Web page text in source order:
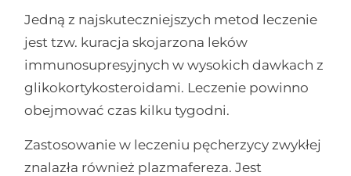
Jedną z najskuteczniejszych metod leczenie
jest tzw. kuracja skojarzona leków
immunosupresyjnych w wysokich dawkach z
glikokortykosteroidami. Leczenie powinno
obejmować czas kilku tygodni.
Zastosowanie w leczeniu pęcherzycy zwykłej
znalazła również plazmafereza. Jest